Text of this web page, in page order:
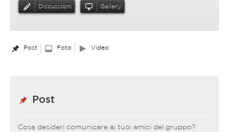
Discussioni Gallery
Post Foto Video
Post
Cosa desideri comunicare ai tuoi amici del gruppo?